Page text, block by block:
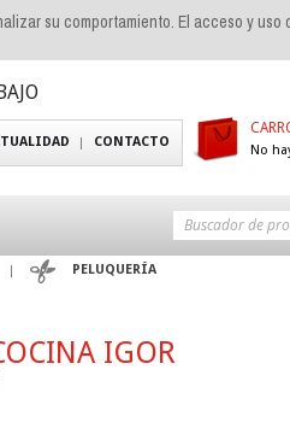
su comportamiento. El acceso y uso
No
CONTACTO
PELUQUERÍA
IGOR